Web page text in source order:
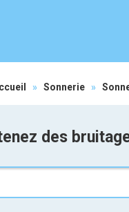
» Sonnerie »
des